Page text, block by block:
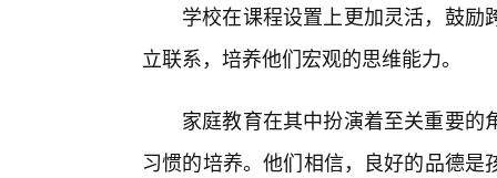
学校在课程设置上更加灵活，鼓
立联系，培养他们宏观的思维能力。
家庭教育在其中扮演着至关重要
习惯的培养。他们相信，良好的品德